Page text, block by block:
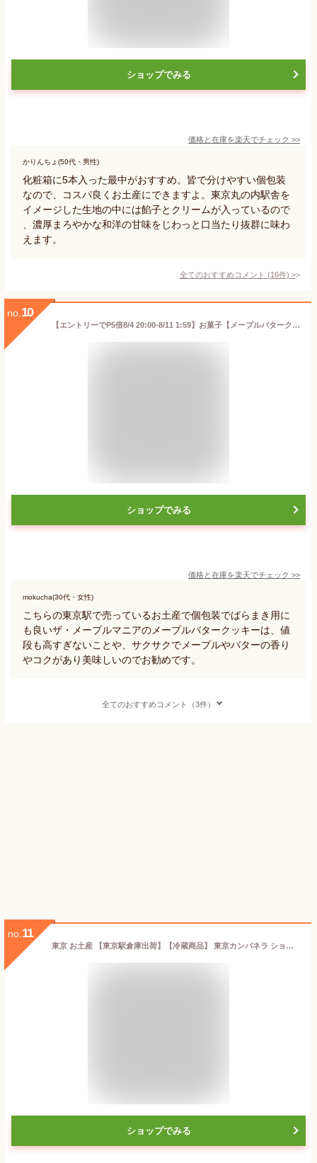
ショップでみる
価格と在庫を楽天でチェック >>
かりんちょ(50代・男性)
化粧箱に5本入った最中がおすすめ。皆で分けやすい個包装
なので、コスパ良くお土産にできますよ。東京丸の内駅舎を
イメージした生地の中には餡子とクリームが入っているので
、濃厚まろやかな和洋の甘味をじわっと口当たり抜群に味わ
えます。
全てのおすすめコメント (16件) >
no. 10
【エントリーでP5倍8/4 20:00-8/11 1:59】お菓子【メープルバタークッキー18枚入】 ザ・メープルマニア 個包装 スイーツ ギフト クッキー ラングドシャ 焼き菓子 洋菓子内祝い お祝い 出産祝い 結婚内祝い お礼 お供えおしゃれ 職場 退職 東京土産 夏ギフト 暑中見舞い
ショップでみる
価格と在庫を楽天でチェック >>
mokucha(30代・女性)
こちらの東京駅で売っているお土産で個包装でばらまき用に
も良いザ・メープルマニアのメープルバタークッキーは、値
段も高すぎないことや、サクサクでメープルやバターの香り
やコクがあり美味しいのでお勧めです。
全てのおすすめコメント（3件）
no. 11
東京 お土産 【東京駅倉庫出荷】【冷蔵商品】 東京カンパネラ ショコラ 10個入 土産 東京みやげ 東京土産 お菓子 スイーツ ラングドシャ チョコクッキー お中元 御中元 お歳暮 御歳暮 ホワイトデー 内祝い お取り寄せ ギフト プレゼント のし不可
ショップでみる